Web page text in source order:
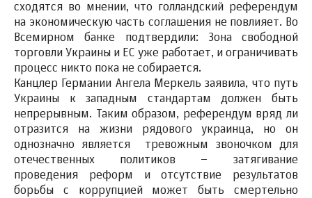
сходятся во мнении, что голландский референдум
на экономическую часть соглашения не повлияет. Во
Всемирном банке подтвердили: Зона свободной
торговли Украины и ЕС уже работает, и ограничивать
процесс никто пока не собирается.
Канцлер Германии Ангела Меркель заявила, что путь
Украины к западным стандартам должен быть
непрерывным. Таким образом, референдум вряд ли
отразится на жизни рядового украинца, но он
однозначно является тревожным звоночком для
отечественных политиков – затягивание
проведения реформ и отсутствие результатов
борьбы с коррупцией может быть смертельно